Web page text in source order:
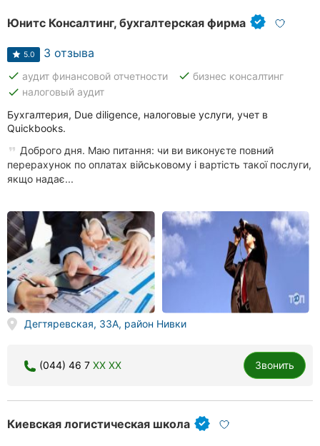
Юнитс Консалтинг, бухгалтерская фирма
5.0 3 отзыва
done аудит финансовой отчетности done бизнес консалтинг
done налоговый аудит
Бухгалтерия, Due diligence, налоговые услуги, учет в
Quickbooks.
Доброго дня. Маю питання: чи ви виконуєте повний
перерахунок по оплатах військовому і вартість такої послуги,
якщо надає...
Дегтяревская, 33А, район Нивки
(044) 46 7 XX XX Звонить
Киевская логистическая школа